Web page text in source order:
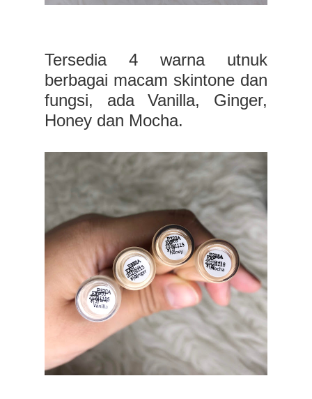
Tersedia 4 warna utnuk
berbagai macam skintone dan
fungsi, ada Vanilla, Ginger,
Honey dan Mocha.